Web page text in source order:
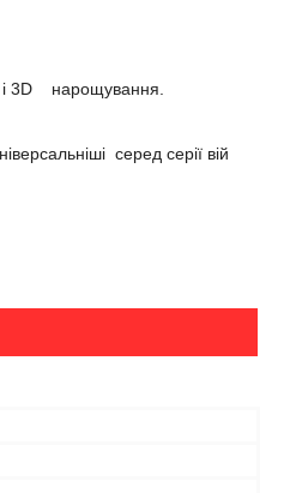
і 3D нарощування.
серед серії вій